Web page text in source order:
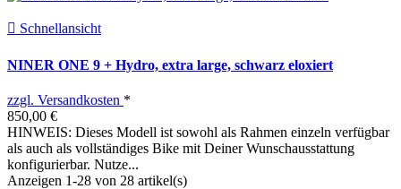
 Schnellansicht
NINER ONE 9 + Hydro, extra large, schwarz eloxiert
zzgl. Versandkosten *
850,00 €
HINWEIS: Dieses Modell ist sowohl als Rahmen einzeln verfügbar
als auch als vollständiges Bike mit Deiner Wunschausstattung
konfigurierbar. Nutze...
Anzeigen 1-28 von 28 artikel(s)